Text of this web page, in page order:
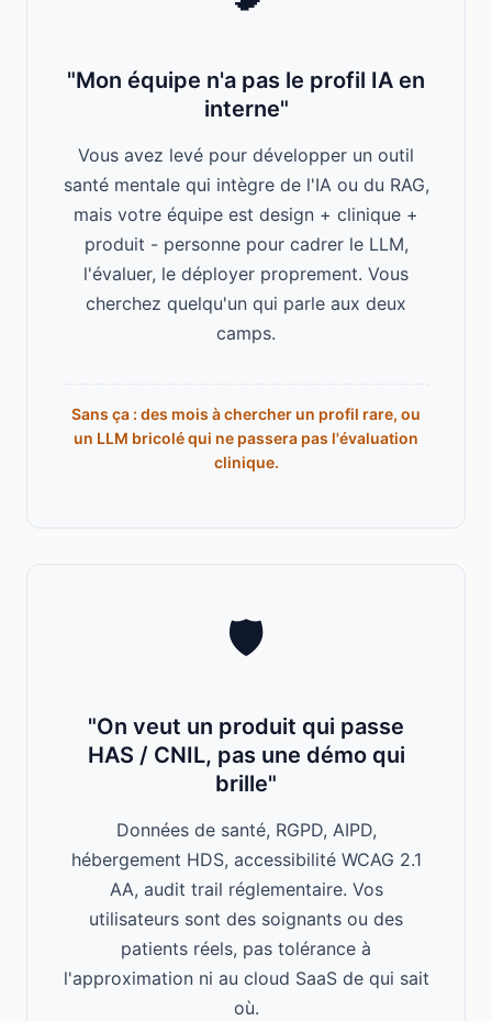
"Mon équipe n'a pas le profil IA en
interne"
Vous avez levé pour développer un outil
santé mentale qui intègre de l'IA ou du RAG,
mais votre équipe est design + clinique +
produit - personne pour cadrer le LLM,
l'évaluer, le déployer proprement. Vous
cherchez quelqu'un qui parle aux deux
camps.
Sans ça : des mois à chercher un profil rare, ou
un LLM bricolé qui ne passera pas l'évaluation
clinique.
🛡️
"On veut un produit qui passe
HAS / CNIL, pas une démo qui
brille"
Données de santé, RGPD, AIPD,
hébergement HDS, accessibilité WCAG 2.1
AA, audit trail réglementaire. Vos
utilisateurs sont des soignants ou des
patients réels, pas tolérance à
l'approximation ni au cloud SaaS de qui sait
où.